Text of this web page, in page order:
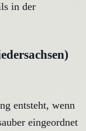
in der
entsteht, wenn
eingeordnet